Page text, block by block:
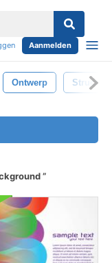
Aanmelden
Ontwerp Structuur